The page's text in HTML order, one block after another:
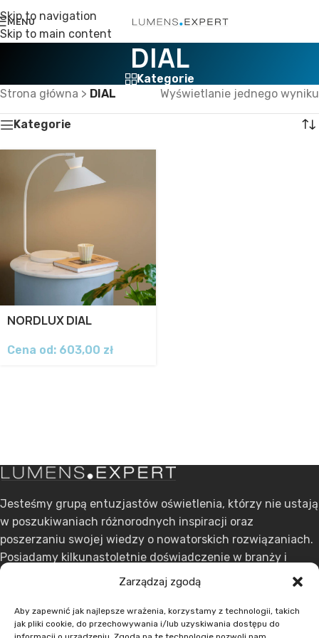
Zarządzaj zgodą
Aby zapewnić jak najlepsze wrażenia, korzystamy z technologii, takich
jak pliki cookie, do przechowywania i/lub uzyskiwania dostępu do
Skip to navigation
Skip to main content
MENU
DIAL
Kategorie
Strona główna > DIAL Wyświetlanie jednego wyniku
Kategorie
NORDLUX DIAL
Cena od: 603,00 zł
Jesteśmy grupą entuzjastów oświetlenia, którzy nie ustają
w poszukiwaniach różnorodnych inspiracji oraz
poszerzaniu swojej wiedzy o nowatorskich rozwiązaniach.
Posiadamy kilkunastoletnie doświadczenie w branży i
stawiamy na ciągły rozwój.
ul. Dąbrowskiego 301, 60-406 Poznań
+48 608 636 580